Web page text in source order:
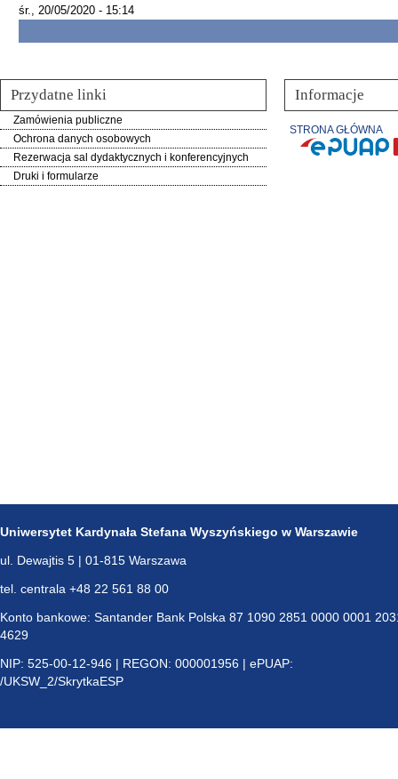
śr., 20/05/2020 - 15:14
Przydatne linki
Zamówienia publiczne
Ochrona danych osobowych
Rezerwacja sal dydaktycznych i konferencyjnych
Druki i formularze
Informacje
STRONA GŁÓWNA
Uniwersytet Kardynała Stefana Wyszyńskiego w Warszawie
ul. Dewajtis 5 | 01-815 Warszawa
tel. centrala +48 22 561 88 00
Konto bankowe: Santander Bank Polska 87 1090 2851 0000 0001
4629
NIP: 525-00-12-946 | REGON: 000001956 | ePUAP:
/UKSW_2/SkrytkaESP